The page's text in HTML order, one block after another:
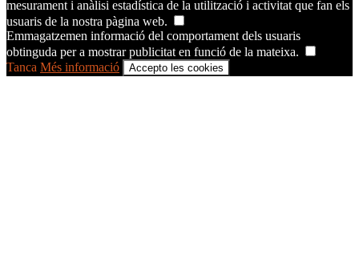
mesurament i anàlisi estadística de la utilització i activitat que fan els
usuaris de la nostra pàgina web.
Emmagatzemen informació del comportament dels usuaris
obtinguda per a mostrar publicitat en funció de la mateixa.
Tanca Més informació Accepto les cookies